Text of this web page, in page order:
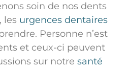
soin de nos dents
les urgences dentaires
Personne n’est
et ceux-ci peuvent
sur notre santé